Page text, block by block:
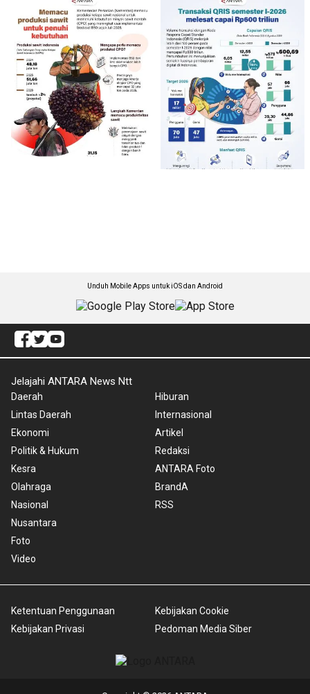
Unduh Mobile Apps untuk iOS dan Android
Jelajahi ANTARA News Ntt
Daerah
Lintas Daerah
Ekonomi
Politik & Hukum
Kesra
Olahraga
Nasional
Nusantara
Foto
Video
Hiburan
Internasional
Artikel
Redaksi
ANTARA Foto
BrandA
RSS
Ketentuan Penggunaan
Kebijakan Privasi
Kebijakan Cookie
Pedoman Media Siber